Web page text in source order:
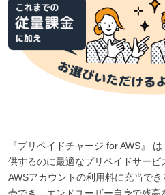
『プリペイドチャージ for AWS』
供するのに最適なプリペイドサービ
AWSアカウントの利用料に充当で